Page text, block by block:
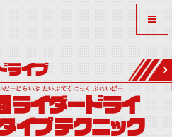
ライブ
だーどらいぶ たいぷてくにっく ぶれいばー
ライダードライ
イプテクニック